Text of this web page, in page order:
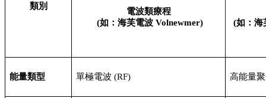
類別
電波類療程
(如：海芙電波 Volnewmer)
(如：
能量類型 單極電波 (RF) 高能量